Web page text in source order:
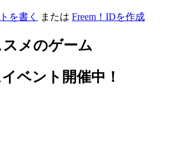
を書く または Freem！IDを作成
メのゲーム
ベント開催中！